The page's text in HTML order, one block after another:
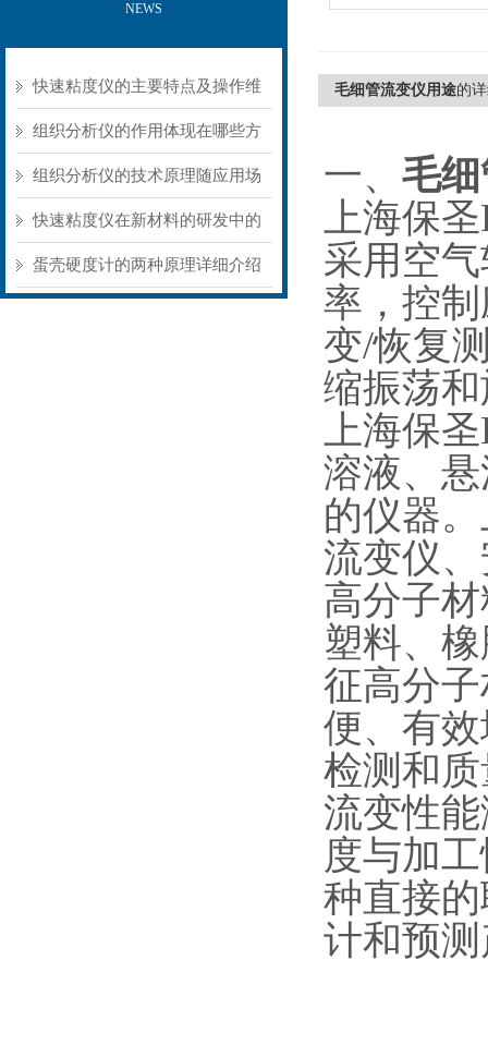
NEWS
快速粘度仪的主要特点及操作维
护方式
组织分析仪的作用体现在哪些方
面？
组织分析仪的技术原理随应用场
景不同存在明显差异
快速粘度仪在新材料的研发中的
应用
蛋壳硬度计的两种原理详细介绍
毛细管流变仪用途的
一、 毛
上海保
采用空
率，控
变/恢复
缩振荡
上海保
溶液、
的仪器
流变仪
高分子
塑料、
征高分
便、有
检测和
流变性
度与加
种直接
计和预